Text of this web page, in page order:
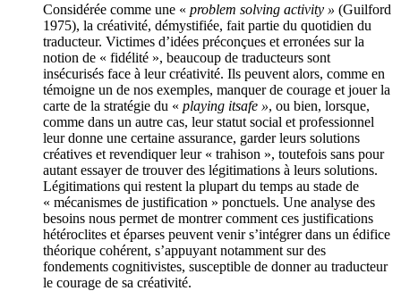
Considérée comme une « problem solving activity » (Guilford
1975), la créativité, démystifiée, fait partie du quotidien du
traducteur. Victimes d’idées préconçues et erronées sur la
notion de « fidélité », beaucoup de traducteurs sont
insécurisés face à leur créativité. Ils peuvent alors, comme en
témoigne un de nos exemples, manquer de courage et jouer la
carte de la stratégie du « playing itsafe », ou bien, lorsque,
comme dans un autre cas, leur statut social et professionnel
leur donne une certaine assurance, garder leurs solutions
créatives et revendiquer leur « trahison », toutefois sans pour
autant essayer de trouver des légitimations à leurs solutions.
Légitimations qui restent la plupart du temps au stade de
« mécanismes de justification » ponctuels. Une analyse des
besoins nous permet de montrer comment ces justifications
hétéroclites et éparses peuvent venir s’intégrer dans un édifice
théorique cohérent, s’appuyant notamment sur des
fondements cognitivistes, susceptible de donner au traducteur
le courage de sa créativité.